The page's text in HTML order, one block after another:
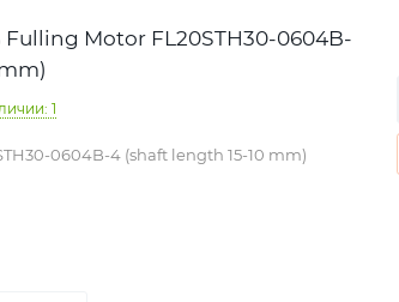
Motor FL20STH30-0604B-
1
0604B-4 (shaft length 15-10 mm)